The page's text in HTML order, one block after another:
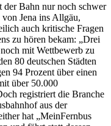
der Bahn nur noch schwer
Jena ins Allgäu,
auch kritische Fragen
zu hören bekam: „Drei
mit Wettbewerb zu
80 deutschen Städten
94 Prozent über einen
über 50.000
registriert die Branche
aus der
hat „MeinFernbus